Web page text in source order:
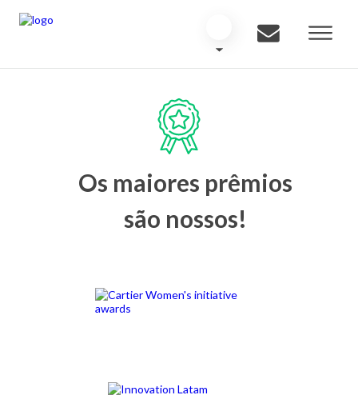
Os maiores prêmios
são nossos!